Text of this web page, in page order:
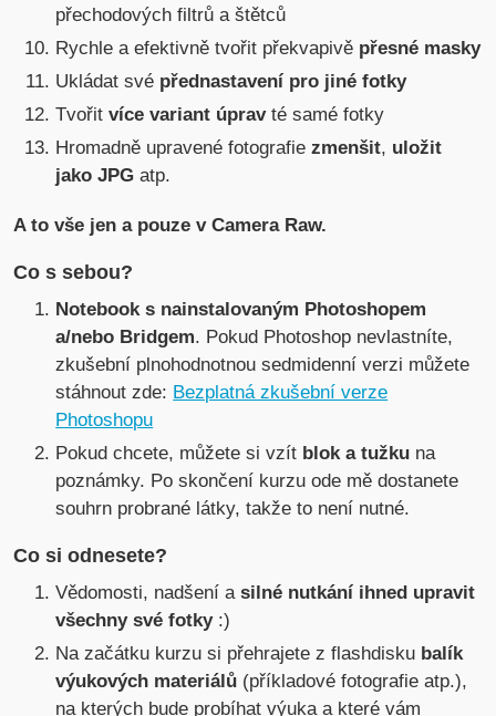
přechodových filtrů a štětců
Rychle a efektivně tvořit překvapivě přesné masky
Ukládat své přednastavení pro jiné fotky
Tvořitvíce variant úpravté samé fotky
Hromadně upravené fotografiezmenšit, uložit
jako JPG atp.
A to vše jen a pouze v Camera Raw.
Co s sebou?
Notebook s nainstalovaným Photoshopem
a/nebo Bridgem. Pokud Photoshop nevlastníte,
zkušební plnohodnotnou sedmidenní verzi můžete
stáhnout zde: Bezplatná zkušební verze
Photoshopu
Pokud chcete, můžete si vzít blok a tužku na
poznámky. Po skončení kurzu ode mě dostanete
souhrn probrané látky, takže to není nutné.
Co si odnesete?
Vědomosti, nadšení asilné nutkání ihned upravit
všechny své fotky:)
Na začátku kurzu si přehrajete z flashdisku balík
výukových materiálů (příkladové fotografie atp.),
na kterých bude probíhat výuka a které vám